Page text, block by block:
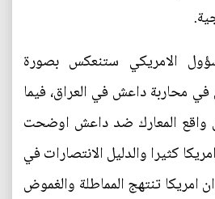
الامريكي ستنعكس بصورة
محاربة داعش في العراق، فيما
واقع المعارك ضد داعش اوضحت
كثيرا والدليل الانتصارات في
امريكا تنتهج المماطلة والغموض